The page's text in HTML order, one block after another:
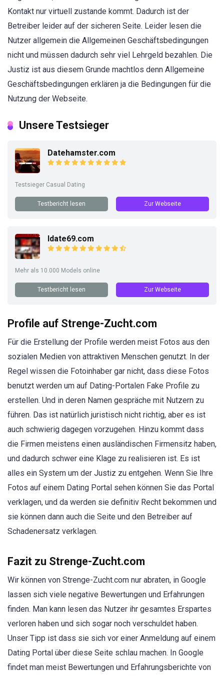
Kontakt nur virtuell zustande kommt. Dadurch ist der
Betreiber leider auf der sicheren Seite. Leider lesen die
Nutzer allgemein die Allgemeinen Geschäftsbedingungen
nicht und müssen dadurch sehr viel Lehrgeld bezahlen. Die
Justiz ist aus diesem Grunde machtlos denn Allgemeine
Geschäftsbedingungen erklären ja die Bedingungen für die
Nutzung der Webseite.
Unsere Testsieger
Datehamster.com
Testsieger Casual Dating
Testbericht lesen Zur Webseite
Idate69.com
Mehr als 10.000 Models online
Testbericht lesen Zur Webseite
Profile auf Strenge-Zucht.com
Für die Erstellung der Profile werden meist Fotos aus den
sozialen Medien von attraktiven Menschen genutzt. In der
Regel wissen die Fotoinhaber gar nicht, dass diese Fotos
benutzt werden um auf Dating-Portalen Fake Profile zu
erstellen. Und in deren Namen gespräche mit Nutzern zu
führen. Das ist natürlich juristisch nicht richtig, aber es ist
auch schwierig dagegen vorzugehen. Hinzu kommt dass
die Firmen meistens einen ausländischen Firmensitz haben,
und dadurch schwer eine Klage zu realisieren ist. Es ist
alles ein System um der Justiz zu entgehen. Wenn Sie Ihre
Fotos auf einem Dating Portal sehen können Sie das Portal
verklagen, und da werden sie definitiv Recht bekommen und
sie können dann auch die Seite und den Betreiber auf
Schadenersatz verklagen.
Fazit zu Strenge-Zucht.com
Wir können von Strenge-Zucht.com nur abraten, in Google
lassen sich viele negative Bewertungen und Erfahrungen
finden. Man kann lesen das Nutzer ihr gesamtes Erspartes
verloren haben und sich sogar noch verschuldet haben.
Unser Tipp ist dass sie sich vor einer Anmeldung auf einem
Dating Portal über diese Seite schlau machen. In Google
findet man meist Bewertungen und Erfahrungsberichte von